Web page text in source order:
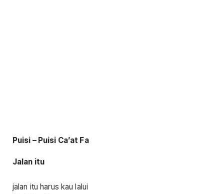
Puisi – Puisi Ca’at Fa
Jalan itu
jalan itu harus kau lalui